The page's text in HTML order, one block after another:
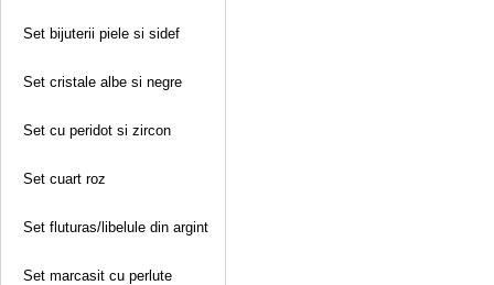
Set bijuterii piele si sidef
Set cristale albe si negre
Set cu peridot si zircon
Set cuart roz
Set fluturas/libelule din argint
Set marcasit cu perlute